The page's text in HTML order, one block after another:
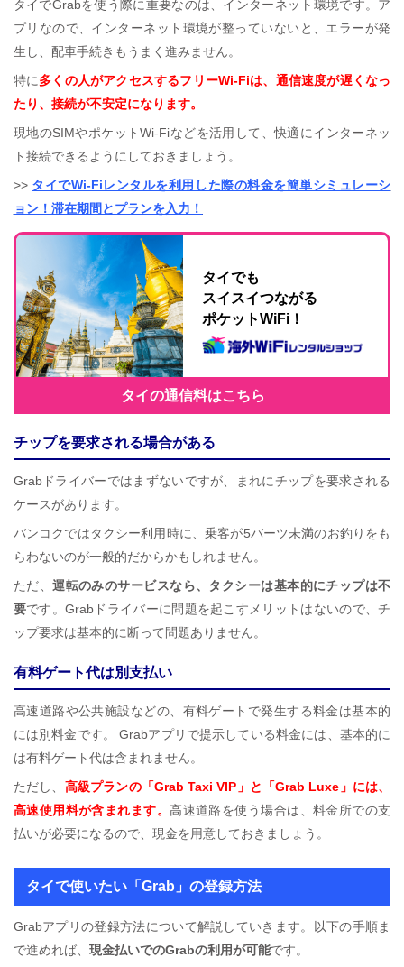
タイでGrabを使う際に重要なのは、インターネット環境です。ア
プリなので、インターネット環境が整っていないと、エラーが発
生し、配車手続きもうまく進みません。
特に多くの人がアクセスするフリーWi-Fiは、通信速度が遅くなっ
たり、接続が不安定になります。
現地のSIMやポケットWi-Fiなどを活用して、快適にインターネッ
ト接続できるようにしておきましょう。
>> タイでWi-Fiレンタルを利用した際の料金を簡単シミュレーシ
ョン！滞在期間とプランを入力！
タイでも
スイスイつながる
ポケットWiFi！
タイの通信料はこちら
チップを要求される場合がある
Grabドライバーではまずないですが、まれにチップを要求される
ケースがあります。
バンコクではタクシー利用時に、乗客が5バーツ未満のお釣りをも
らわないのが一般的だからかもしれません。
ただ、運転のみのサービスなら、タクシーは基本的にチップは不
要です。Grabドライバーに問題を起こすメリットはないので、チ
ップ要求は基本的に断って問題ありません。
有料ゲート代は別支払い
高速道路や公共施設などの、有料ゲートで発生する料金は基本的
には別料金です。 Grabアプリで提示している料金には、基本的に
は有料ゲート代は含まれません。
ただし、 高級プランの「Grab Taxi VIP」と「Grab Luxe」には、
高速使用料が含まれます。高速道路を使う場合は、料金所での支
払いが必要になるので、現金を用意しておきましょう。
タイで使いたい「Grab」の登録方法
Grabアプリの登録方法について解説していきます。以下の手順ま
で進めれば、 現金払いでのGrabの利用が可能です。